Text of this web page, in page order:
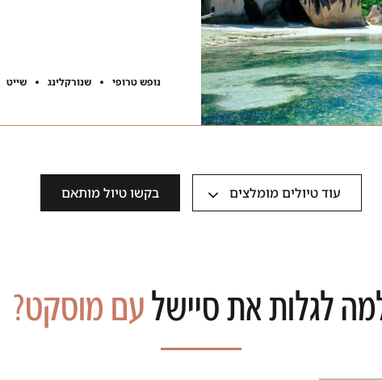
נופש טרופי שנורקלינג שייט
עוד טיולים מומלצים בקשו טיול מותאם
לגלות את סיישלעם מוסקט?